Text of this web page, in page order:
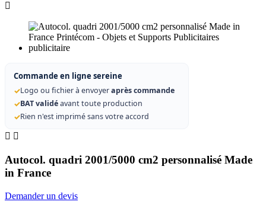

Commande en ligne sereine
✓Logo ou fichier à envoyeraprès commande
✓BAT validéavant toute production
✓Rien n'est imprimé sans votre accord
 
Autocol. quadri 2001/5000 cm2 personnalisé Made
in France
Demander un devis